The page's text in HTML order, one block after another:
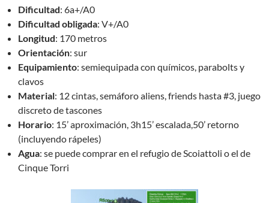
Dificultad: 6a+/A0
Dificultad obligada: V+/A0
Longitud: 170 metros
Orientación: sur
Equipamiento: semiequipada con químicos, parabolts y
clavos
Material: 12 cintas, semáforo aliens, friends hasta #3, juego
discreto de tascones
Horario: 15’ aproximación, 3h15’ escalada,50’ retorno
(incluyendo rápeles)
Agua: se puede comprar en el refugio de Scoiattoli o el de
Cinque Torri